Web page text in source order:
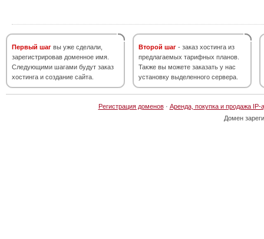
Первый шаг вы уже сделали,
зарегистрировав доменное имя.
Следующими шагами будут заказ
хостинга и создание сайта.
Второй шаг - заказ хостинга из
предлагаемых тарифных планов.
Также вы можете заказать у нас
установку выделенного сервера.
Регистрация доменов· Аренда, покупка и продажа IP-
Домен